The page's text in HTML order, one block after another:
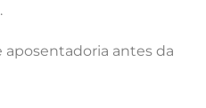
aposentadoria antes da